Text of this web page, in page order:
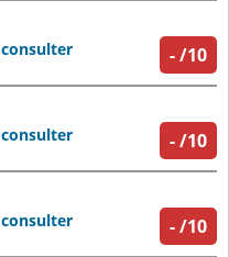
-/10
consulter
-/10
consulter
-/10
consulter